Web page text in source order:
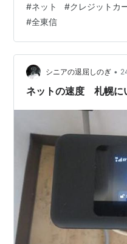
のこと。 で、ネットは復
もあり、夫はパスワード
いました。 それと同時に
いつものようにホットペ
めていたら、ただいまク
ので、現金払いのみにな
#ネット #クレジットカ
#全東信
シニアの退屈しのぎ •
ネットの速度 札幌に